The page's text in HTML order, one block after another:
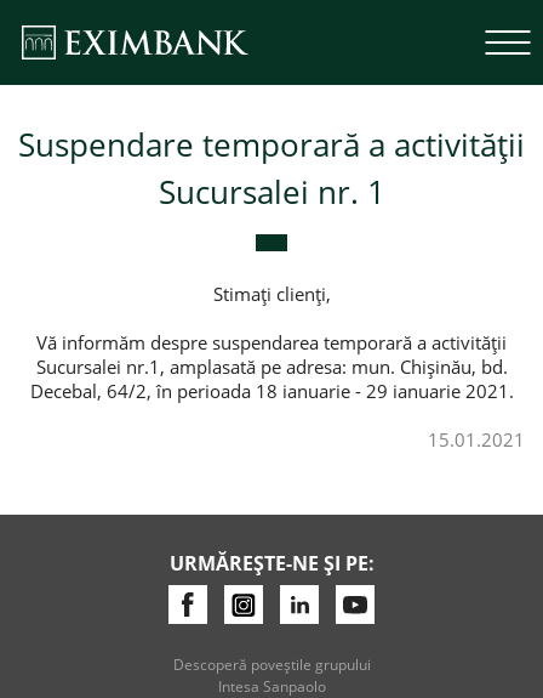
Credite de consum
Credite ipotecare
Suspendare temporară a activității
Sucursalei nr. 1
Stimați clienți,
Vă informăm despre suspendarea temporară a activității
Sucursalei nr.1, amplasată pe adresa: mun. Chișinău, bd.
Decebal, 64/2, în perioada 18 ianuarie - 29 ianuarie 2021.
15.01.2021
URMĂREȘTE-NE ȘI PE:
Descoperă poveştile grupului
Intesa Sanpaolo